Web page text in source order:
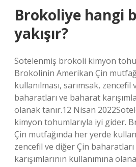
Brokoliye hangi
yakışır?
Sotelenmiş brokoli kimyon
Brokolinin Amerikan Çin
kullanılması, sarımsak, zencefil
baharatları ve baharat
olanak tanır.12 Nisan
kimyon tohumlarıyla iyi gider.
Çin mutfağında her yerde
zencefil ve diğer Çin
karışımlarının kullanımına